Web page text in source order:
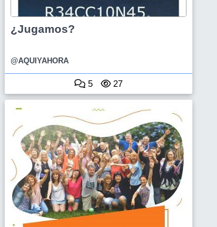
¿Jugamos?
@AQUIYAHORA
5 27